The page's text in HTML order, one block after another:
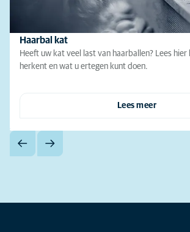
Haarbal kat
Heeft uw kat veel last van haarballen? Lees hier
herkent en wat u ertegen kunt doen.
Lees meer